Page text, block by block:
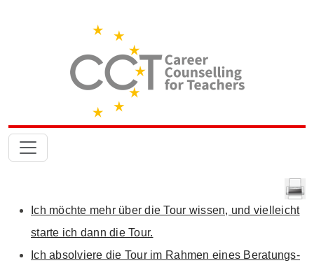
Ich möchte mehr über die Tour wissen, und vielleicht
starte ich dann die Tour.
Ich absolviere die Tour im Rahmen eines Beratungs-